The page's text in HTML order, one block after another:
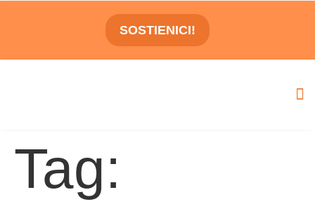
SOSTIENICI!
Tag: